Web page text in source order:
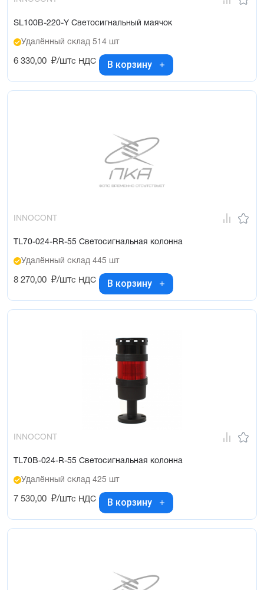
SL100B-220-Y Светосигнальный маячок
Удалённый склад 514 шт
6 330,00 ₽/штс НДС В корзину
INNOCONT
TL70-024-RR-55 Светосигнальная колонна
Удалённый склад 445 шт
8 270,00 ₽/штс НДС В корзину
INNOCONT
TL70B-024-R-55 Светосигнальная колонна
Удалённый склад 425 шт
7 530,00 ₽/штс НДС В корзину